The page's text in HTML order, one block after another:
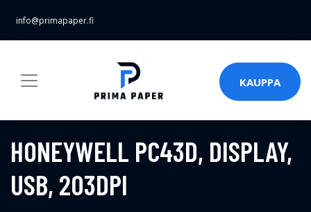
info@primapaper.fi
KAUPPA
HONEYWELL PC43D, DISPLAY,
USB, 203DPI